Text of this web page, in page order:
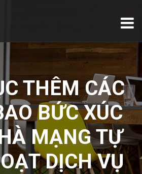
THÊM CÁC
BỨC XÚC
MẠNG TỰ
DỊCH VỤ